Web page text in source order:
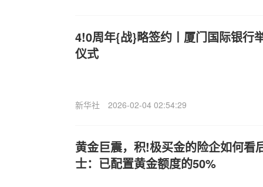
4!0周年{战}略签约丨厦门国际银行
仪式
新华社 2026-02-04 02:54:29
黄金巨震，积!极买金的险企如何看
士：已配置黄金额度的50%